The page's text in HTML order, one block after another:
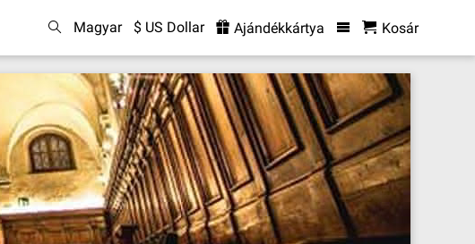
Magyar $ US Dollar Ajándékkártya Kosár